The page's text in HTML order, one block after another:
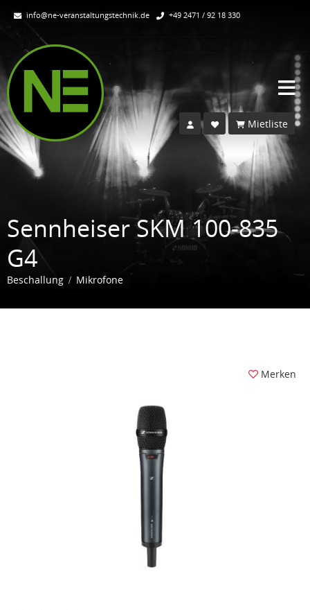
Sennheiser SKM 100-835
G4
Beschallung Mikrofone
info@ne-veranstaltungstechnik.de +49 2471 / 92 18 330
Mietliste
Merken